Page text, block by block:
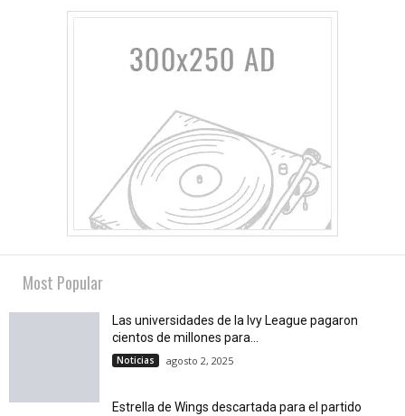
Most Popular
Las universidades de la Ivy League pagaron
cientos de millones para...
Noticias agosto 2, 2025
Estrella de Wings descartada para el partido